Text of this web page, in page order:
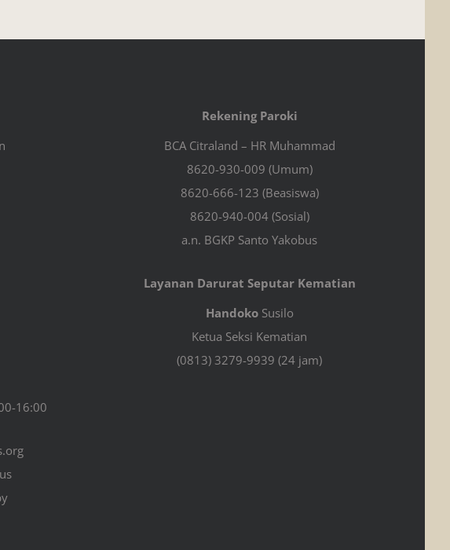
16:00
Rekening Paroki
BCA Citraland – HR Muhammad
8620-930-009 (Umum)
8620-666-123 (Beasiswa)
8620-940-004 (Sosial)
a.n. BGKP Santo Yakobus
Layanan Darurat Seputar Kematian
HandokoSusilo
Ketua Seksi Kematian
(0813) 3279-9939 (24 jam)